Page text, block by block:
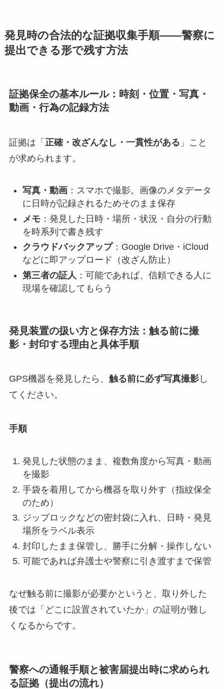
発見時の合法的な証拠収集手順――警察に
提出できる形で残す方法
証拠保全の基本ルール：時刻・位置・写真・
動画・行為の記録方法
証拠は「 正確・改ざんなし・一貫性がある 」こと
が求められます。
写真・動画：スマホで撮影。画像のメタデータ
に日時が記録されるためそのまま保存
メモ：発見した日時・場所・状況・自分の行動
を時系列で書き残す
クラウドバックアップ：Google Drive・iCloud
などに即アップロード（改ざん防止）
第三者の証人 ：可能であれば、信頼できる人に
現場を確認してもらう
発見装置の扱い方と保存方法：触る前に撮
影・封印する理由と具体手順
GPS機器を発見したら、 触る前に必ず写真撮影し
てください。
手順
発見した状態のまま、複数角度から写真・動画
を撮影
手袋を着用してから機器を取り外す（指紋保全
のため）
ジップロックなどの密封袋に入れ、日時・発見
場所をラベル表示
封印したまま保管し、勝手に分解・操作しない
可能であれば弁護士や警察に引き渡すまで保管
なぜ触る前に撮影が必要かというと、取り外した
後では「どこに設置されていたか」の証明が難し
くなるからです。
警察への通報手順と被害届提出時に求められ
る証拠（提出の流れ）